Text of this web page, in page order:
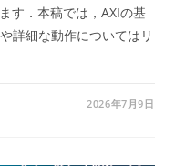
す．本稿では，AXIの基
詳細な動作についてはリ
2026年7月9日